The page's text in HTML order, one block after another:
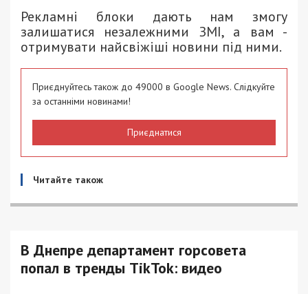
Рекламні блоки дають нам змогу
залишатися незалежними ЗМІ, а вам -
отримувати найсвіжіші новини під ними.
Приєднуйтесь також до 49000 в Google News. Слідкуйте
за останніми новинами!
Приєднатися
Читайте також
В Днепре департамент горсовета
попал в тренды TikTok: видео